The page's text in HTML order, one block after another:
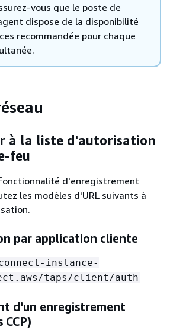
vous que le poste de
dispose de la disponibilité
recommandée pour chaque
à la liste d'autorisation
feu
d'enregistrement
les modèles d'URL suivants à
par application cliente
instance-
taps/client/auth
d'un enregistrement